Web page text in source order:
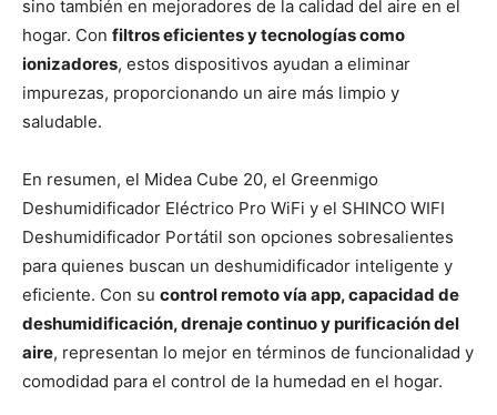
sino también en mejoradores de la calidad del aire en el
hogar. Con filtros eficientes y tecnologías como
ionizadores, estos dispositivos ayudan a eliminar
impurezas, proporcionando un aire más limpio y
saludable.
En resumen, el Midea Cube 20, el Greenmigo
Deshumidificador Eléctrico Pro WiFi y el SHINCO WIFI
Deshumidificador Portátil son opciones sobresalientes
para quienes buscan un deshumidificador inteligente y
eficiente. Con su control remoto vía app, capacidad de
deshumidificación, drenaje continuo y purificación del
aire, representan lo mejor en términos de funcionalidad y
comodidad para el control de la humedad en el hogar.